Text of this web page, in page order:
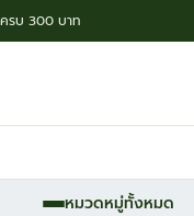
รบ 300 บาท
หมวดหมู่ทั้งหมด